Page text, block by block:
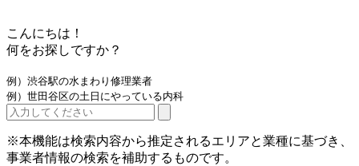
こんにちは！
何をお探しですか？
例）渋谷駅の水まわり修理業者
例）世田谷区の土日にやっている内科
※本機能は検索内容から推定されるエリアと業種に基づき、
事業者情報の検索を補助するものです。